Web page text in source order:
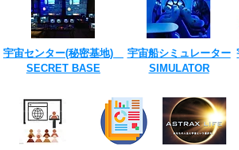
宇宙センター(​秘密基地)
SECRET ​BASE
宇宙船シミュレーター
​SIMULATOR